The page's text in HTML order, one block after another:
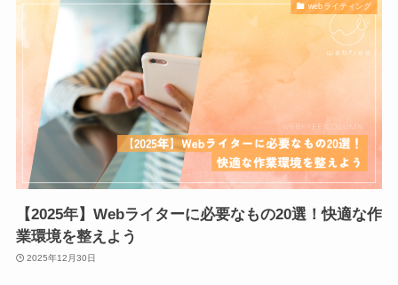
webライティング
【2025年】Webライターに必要なもの20選！快適な作
業環境を整えよう
2025年12月30日